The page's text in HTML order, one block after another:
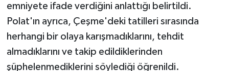
emniyete ifade verdiğini anlattığı belirtildi.
Polat'ın ayrıca, Çeşme'deki tatilleri sırasında
herhangi bir olaya karışmadıklarını, tehdit
almadıklarını ve takip edildiklerinden
şüphelenmediklerini söylediği öğrenildi.